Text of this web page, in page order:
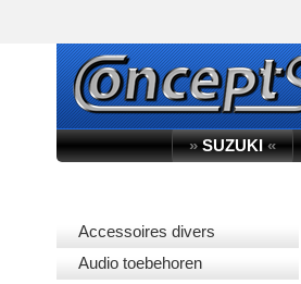
»SUZUKI«
Accessoires divers
Audio toebehoren